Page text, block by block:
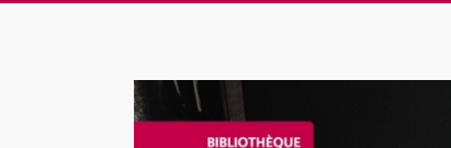
Rarissima
Livres